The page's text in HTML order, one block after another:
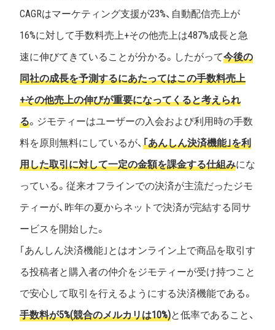
CAGRはマーケティング支援が23%、自動配信売上が
16%に対して手数料売上+その他売上は487%成長と急
速に伸びてきていることが分かる。したがって今後の
同社の成長を予測するにあたってはこの手数料売上
+その他売上の伸びが重要になってくると考えられ
る。ジモティーはユーザーの入会および利用時の手数
料を原則無料にしているが、｢あんしん決済機能｣を利
用した取引に対して一定の金額を課金する仕組みにな
っている。従来オフラインでの決済が主流だったジモ
ティーが、昨年の夏からネットで決済が完結する同サ
ービスを開始した。
｢あんしん決済機能｣とはオンライン上で商品を取引す
る投稿者と購入者の仲介をジモティーが受け持つこと
で安心して取引を行えるようにする決済機能である。
手数料が5%(競合のメルカリは10%)と低率であること、